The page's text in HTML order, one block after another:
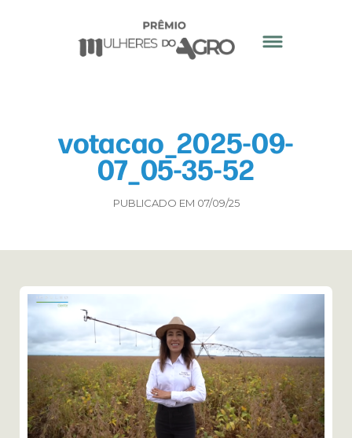
votacao_2025-09-
07_05-35-52
PUBLICADO EM 07/09/25